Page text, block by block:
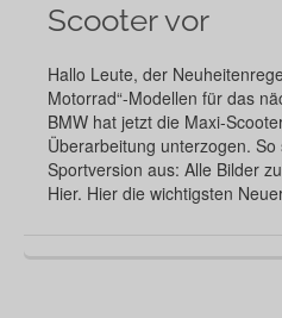
Scooter vor
Hallo Leute, der
Motorrad“-Modellen für das
BMW hat jetzt die Maxi-
Überarbeitung unterzogen.
Sportversion aus: Alle Bilder
Hier. Hier die wichtigsten